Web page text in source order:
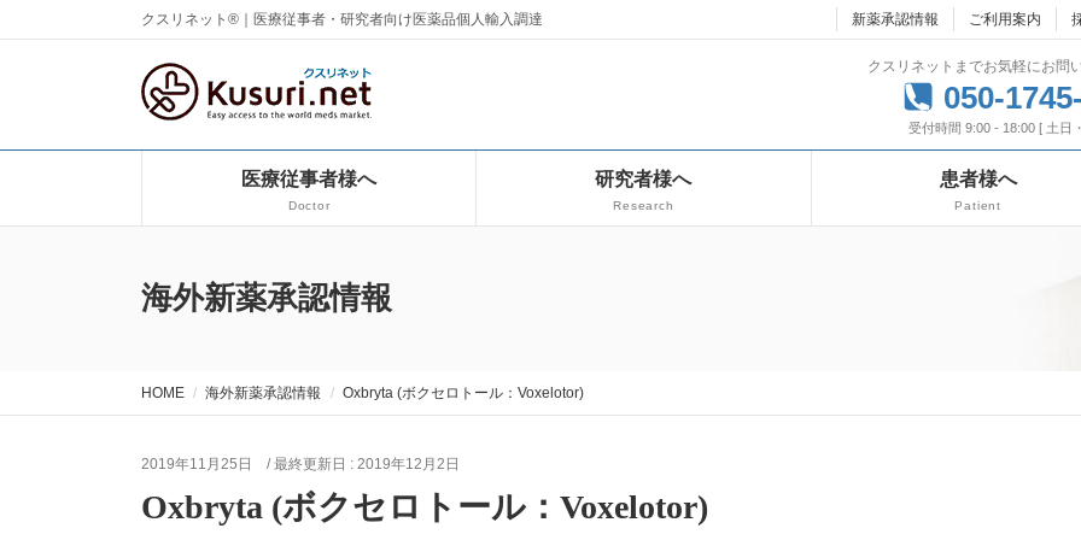
クスリネット®｜医療従事者・研究者向け医薬品個人輸入調達 新薬承認情報 ご利用案内
クスリネットまでお気軽にお問
050-
受付時間 9:00 - 18:00 [ 土日
医療従事者様へ
Doctor
研究者様へ
Research
患者様へ
Patient
海外新薬承認情報
HOME 海外新薬承認情報 Oxbryta (ボクセロトール：Voxelotor)
2019年11月25日 / 最終更新日 : 2019年12月2日
Oxbryta (ボクセロトール：Voxelotor)